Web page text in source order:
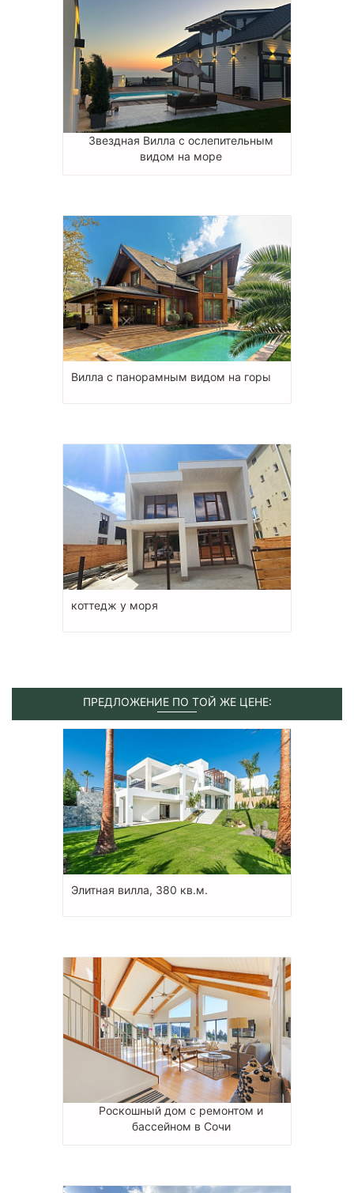
Звездная Вилла с ослепительным
видом на море
Вилла с панорамным видом на горы
коттедж у моря
ПРЕДЛОЖЕНИЕ ПО ТОЙ ЖЕ ЦЕНЕ:
Элитная вилла, 380 кв.м.
Роскошный дом с ремонтом и
бассейном в Сочи